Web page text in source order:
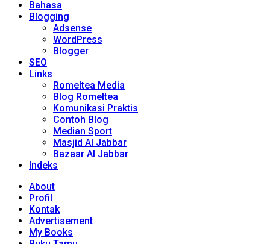
Bahasa
Blogging
Adsense
WordPress
Blogger
SEO
Links
Romeltea Media
Blog Romeltea
Komunikasi Praktis
Contoh Blog
Median Sport
Masjid Al Jabbar
Bazaar Al Jabbar
Indeks
About
Profil
Kontak
Advertisement
My Books